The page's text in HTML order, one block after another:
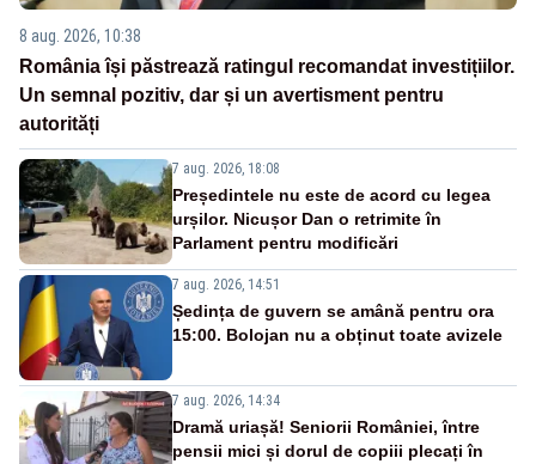
8 aug. 2026, 10:38
România își păstrează ratingul recomandat investițiilor.
Un semnal pozitiv, dar și un avertisment pentru
autorități
7 aug. 2026, 18:08
Președintele nu este de acord cu legea
urșilor. Nicușor Dan o retrimite în
Parlament pentru modificări
7 aug. 2026, 14:51
Ședința de guvern se amână pentru ora
15:00. Bolojan nu a obținut toate avizele
7 aug. 2026, 14:34
Dramă uriașă! Seniorii României, între
pensii mici și dorul de copiii plecați în